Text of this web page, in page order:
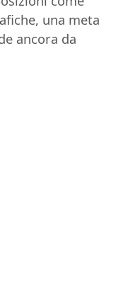
una meta
ancora da